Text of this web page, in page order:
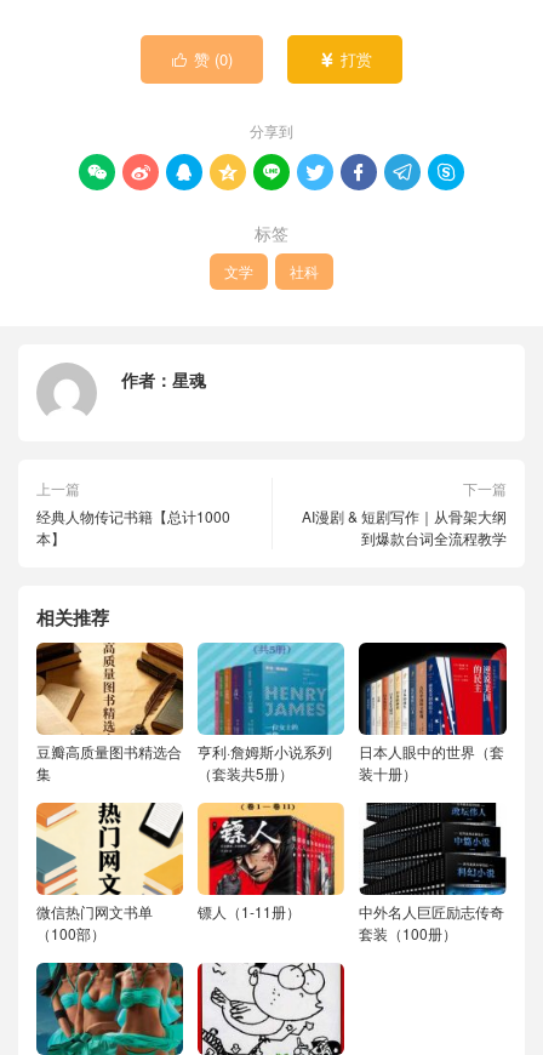
 赞 (0)  打赏
分享到
        
标签
文学 社科
作者： 星魂
上一篇
经典人物传记书籍【总计1000
本】
下一篇
AI漫剧 & 短剧写作｜从骨架大纲
到爆款台词全流程教学
相关推荐
豆瓣高质量图书精选合
集
亨利·詹姆斯小说系列
（套装共5册）
日本人眼中的世界（套
装十册）
微信热门网文书单
（100部）
镖人（1-11册）
中外名人巨匠励志传奇
套装（100册）